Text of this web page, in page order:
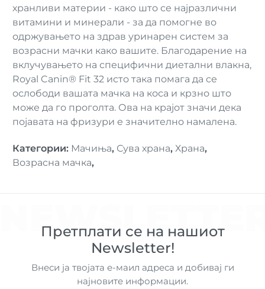
хранливи материи - како што се најразлични
витамини и минерали - за да помогне во
одржувањето на здрав уринарен систем за
возрасни мачки како вашите. Благодарение на
вклучувањето на специфични диетални влакна,
Royal Canin® Fit 32 исто така помага да се
ослободи вашата мачка на коса и крзно што
може да го проголта. Ова на крајот значи дека
појавата на фризури е значително намалена.
Категории: Мачиња, Сува храна, Храна,
Возрасна мачка,
Претплати се на нашиот
Newsletter!
Внеси ја твојата е-маил адреса и добивај ги
најновите информации.